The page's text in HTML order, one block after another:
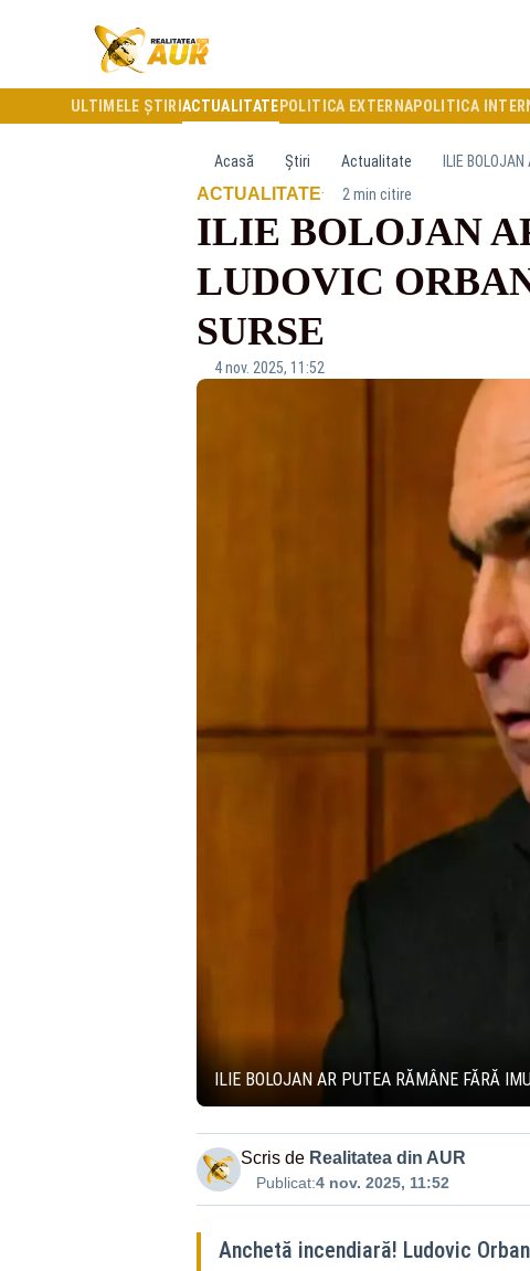
ULTIMELE ȘTIRI ACTUALITATE POLITICA EXTERNAPOLITICA
Acasă Știri Actualitate ILIE
ACTUALITATE· 2 min citire
ILIE BOLOJAN
LUDOVIC
SURSE
4 nov. 2025, 11:52
ILIE BOLOJAN AR PUTEA RĂMÂNE FĂRĂ
Scris de Realitatea din AUR
Publicat:4 nov. 2025, 11:52
Anchetă incendiară! Ludovic